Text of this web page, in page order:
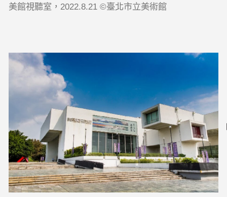
美館視聽室，2022.8.21 ©臺北市立美術館